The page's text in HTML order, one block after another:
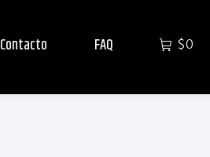
Contacto FAQ $0